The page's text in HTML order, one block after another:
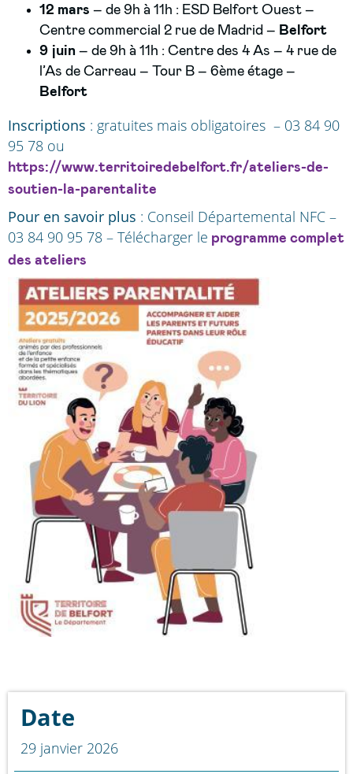
12 mars – de 9h à 11h : ESD Belfort Ouest –
Centre commercial 2 rue de Madrid – Belfort
9 juin – de 9h à 11h : Centre des 4 As – 4 rue de
l’As de Carreau – Tour B – 6ème étage –
Belfort
Inscriptions : gratuites mais obligatoires – 03 84 90
95 78 ou
https://www.territoiredebelfort.fr/ateliers-de-
soutien-la-parentalite
Pour en savoir plus : Conseil Départemental NFC –
03 84 90 95 78 – Télécharger le programme complet
des ateliers
Date
29 janvier 2026